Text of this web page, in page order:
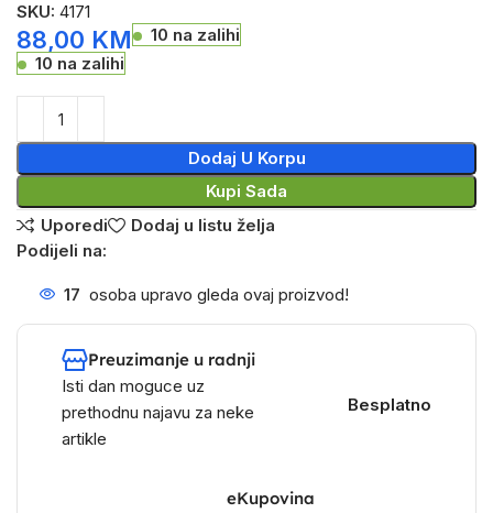
SKU:4171
88,00 KM
10 na zalihi
10 na zalihi
Dodaj U Korpu
Kupi Sada
Uporedi
Dodaj u listu želja
Podijeli na:
17 osoba upravo gleda ovaj proizvod!
Preuzimanje u radnji
Isti dan moguce uz
prethodnu najavu za neke
artikle
Besplatno
eKupovina